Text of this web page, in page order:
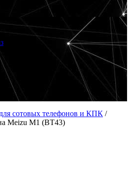
сотовых телефонов и КПК /
Meizu M1 (BT43)